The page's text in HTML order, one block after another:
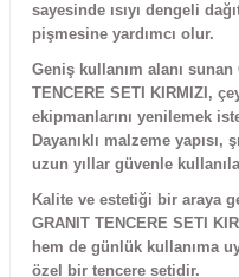
sayesinde ısıyı dengeli
pişmesine yardımcı olur.
Geniş kullanım alanı sunan
TENCERE SETI KIRMIZI,
ekipmanlarını yenilemek
Dayanıklı malzeme yapısı,
uzun yıllar güvenle
Kalite ve estetiği bir araya
GRANIT TENCERE SETI
hem de günlük kullanıma
özel bir tencere setidir.